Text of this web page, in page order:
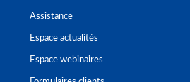
Assistance
Espace actualités
Espace webinaires